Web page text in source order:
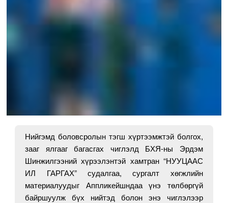
Нийгэмд боловсролын тэгш хүртээмжтэй болгох,
зааг ялгааг багасгах чиглэлд БХЯ-ны Эрдэм
Шинжилгээний хүрээлэнтэй хамтран “НУУЦААС
ИЛ ГАРГАХ” судалгаа, сургалт хөгжлийн
материалуудыг Аппликейшндаа үнэ төлбөргүй
байршуулж бүх нийтэд болон энэ чиглэлээр